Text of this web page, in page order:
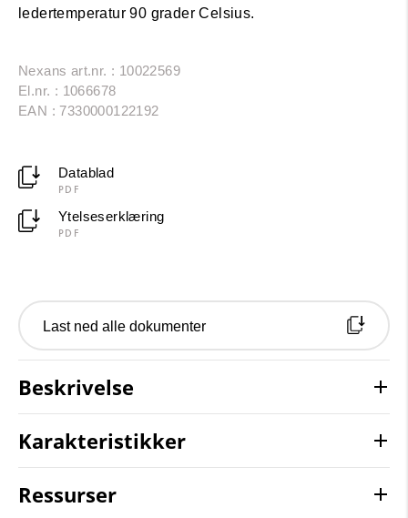
ledertemperatur 90 grader Celsius.
Nexans art.nr. : 10022569
El.nr. : 1066678
EAN : 7330000122192
Datablad
PDF
Ytelseserklæring
PDF
Last ned alle dokumenter
Beskrivelse
Karakteristikker
Ressurser